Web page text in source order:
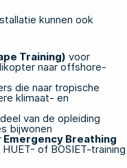
kunnen ook
Training) voor
naar offshore-
die naar tropische
klimaat- en
van de opleiding
bijwonen
Breathing
of BOSIET-training